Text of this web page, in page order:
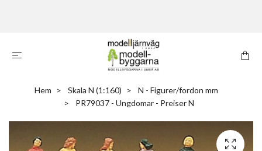
Hem Skala N (1:160)
N - Figurer/fordon mm
PR79037 - Ungdomar - Preiser N